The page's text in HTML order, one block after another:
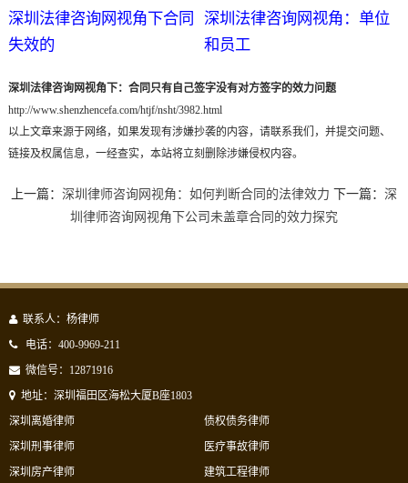
深圳法律咨询网视角下合同
失效的
深圳法律咨询网视角：单位
和员工
深圳法律咨询网视角下：合同只有自己签字没有对方签字的效力问题
http://www.shenzhencefa.com/htjf/nsht/3982.html
以上文章来源于网络，如果发现有涉嫌抄袭的内容，请联系我们，并提交问题、
链接及权属信息，一经查实，本站将立刻删除涉嫌侵权内容。
上一篇： 深圳律师咨询网视角：如何判断合同的法律效力 下一篇： 深
圳律师咨询网视角下公司未盖章合同的效力探究
联系人：杨律师
电话：400-9969-211
微信号：12871916
地址：深圳福田区海松大厦B座1803
深圳离婚律师
深圳刑事律师
深圳房产律师
债权债务律师
医疗事故律师
建筑工程律师